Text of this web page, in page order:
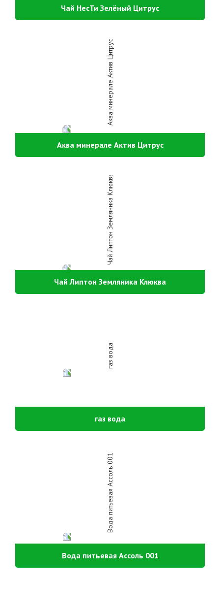
Чай НесТи Зелёный Цитрус
Аква минерале Актив Цитрус
Чай Липтон Земляника Клюква
газ вода
Вода питьевая Ассоль 001